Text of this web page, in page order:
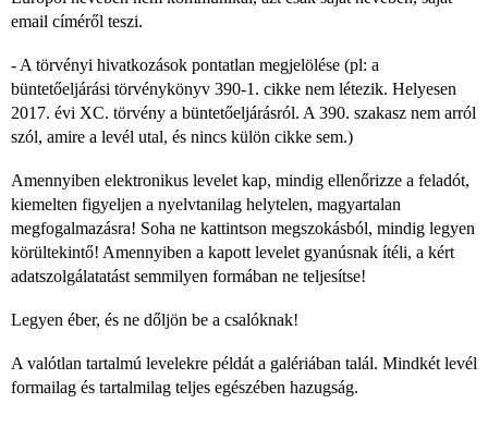
email címéről teszi.
- A törvényi hivatkozások pontatlan megjelölése (pl: a
büntetőeljárási törvénykönyv 390-1. cikke nem létezik. Helyesen
2017. évi XC. törvény a büntetőeljárásról. A 390. szakasz nem arról
szól, amire a levél utal, és nincs külön cikke sem.)
Amennyiben elektronikus levelet kap, mindig ellenőrizze a feladót,
kiemelten figyeljen a nyelvtanilag helytelen, magyartalan
megfogalmazásra! Soha ne kattintson megszokásból, mindig legyen
körültekintő! Amennyiben a kapott levelet gyanúsnak ítéli, a kért
adatszolgálatatást semmilyen formában ne teljesítse!
Legyen éber, és ne dőljön be a csalóknak!
A valótlan tartalmú levelekre példát a galériában talál. Mindkét levél
formailag és tartalmilag teljes egészében hazugság.